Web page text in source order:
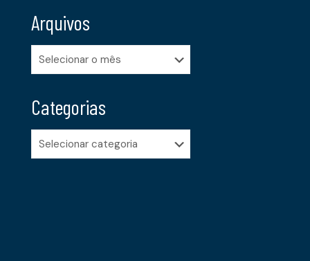
Arquivos
Arquivos
Categorias
Categorias